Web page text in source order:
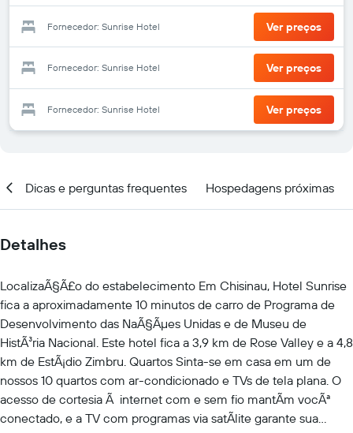
Fornecedor: Sunrise Hotel Ver preços
Fornecedor: Sunrise Hotel Ver preços
Fornecedor: Sunrise Hotel Ver preços
Dicas e perguntas frequentes Hospedagens próximas
Detalhes
LocalizaÃ§Ã£o do estabelecimento Em Chisinau, Hotel Sunrise
fica a aproximadamente 10 minutos de carro de Programa de
Desenvolvimento das NaÃ§Ãµes Unidas e de Museu de
HistÃ³ria Nacional. Este hotel fica a 3,9 km de Rose Valley e a 4,8
km de EstÃ¡dio Zimbru. Quartos Sinta-se em casa em um de
nossos 10 quartos com ar-condicionado e TVs de tela plana. O
acesso de cortesia Ã internet com e sem fio mantÃm vocÃª
conectado, e a TV com programas via satÃlite garante sua